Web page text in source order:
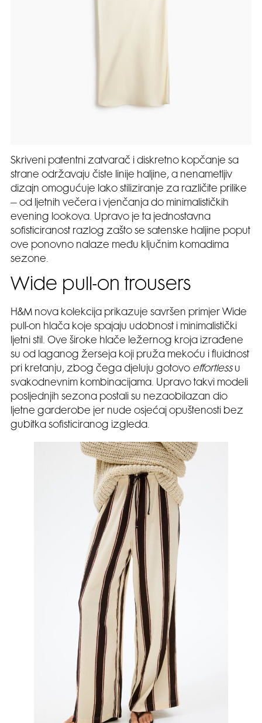
Skriveni patentni zatvarač i diskretno kopčanje sa
strane održavaju čiste linije haljine, a nenametljiv
dizajn omogućuje lako stiliziranje za različite prilike
– od ljetnih večera i vjenčanja do minimalističkih
evening lookova. Upravo je ta jednostavna
sofisticiranost razlog zašto se satenske haljine poput
ove ponovno nalaze među ključnim komadima
sezone.
Wide pull-on trousers
H&M nova kolekcija prikazuje savršen primjer Wide
pull-on hlača koje spajaju udobnost i minimalistički
ljetni stil. Ove široke hlače ležernog kroja izrađene
su od laganog žerseja koji pruža mekoću i fluidnost
pri kretanju, zbog čega djeluju gotovo effortless u
svakodnevnim kombinacijama. Upravo takvi modeli
posljednjih sezona postali su nezaobilazan dio
ljetne garderobe jer nude osjećaj opuštenosti bez
gubitka sofisticiranog izgleda.